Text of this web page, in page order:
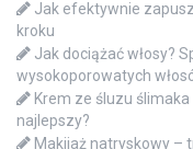
Jak efektywnie
kroku
Jak dociążać włosy?
wysokoporowatych
Krem ze śluzu
najlepszy?
Makijaż natryskowy –